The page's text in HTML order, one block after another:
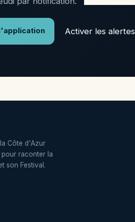
Activer les alertes
Côte d'Azur
pour raconter la
son Festival.